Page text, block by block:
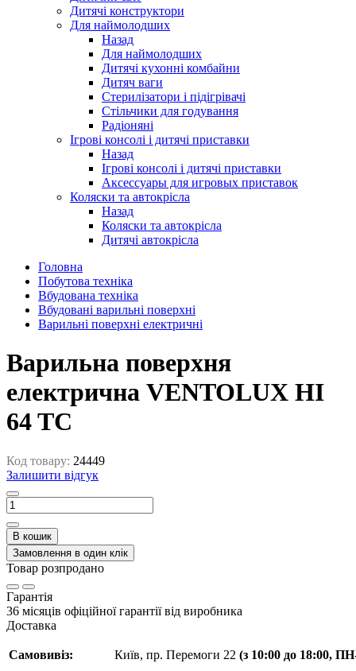
Дитячі конструктори
Для наймолодших
Назад
Для наймолодших
Дитячі кухонні комбайни
Дитяч ваги
Стерилізатори і підігрівачі
Стільчики для годування
Радіоняні
Ігрові консолі і дитячі приставки
Назад
Ігрові консолі і дитячі приставки
Аксессуары для игровых приставок
Коляски та автокрісла
Назад
Коляски та автокрісла
Дитячі автокрісла
Головна
Побутова техніка
Вбудована техніка
Вбудовані варильні поверхні
Варильні поверхні електричні
Варильна поверхня
електрична VENTOLUX HI
64 TC
Код товару: 24449
Залишити відгук
В кошик
Замовлення в один клік
Товар розпродано
Гарантія
36 місяців офіційної гарантії від виробника
Доставка
Самовивіз: Київ, пр. Перемоги 22 (з 10:00 до 18:00,